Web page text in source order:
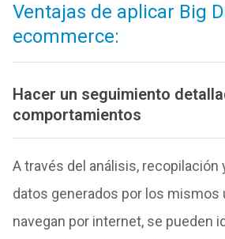
Ventajas de aplicar Big
ecommerce:
Hacer un seguimiento
comportamientos
A través del análisis, recopilación
datos generados por los mismos
navegan por internet, se pueden